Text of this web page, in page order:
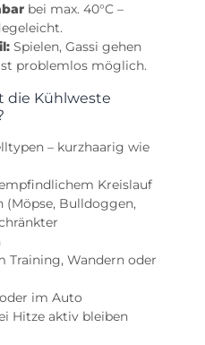
bei max. 40°C –
Spielen, Gassi gehen
problemlos möglich.
die Kühlweste
– kurzhaarig wie
Kreislauf
(Möpse, Bulldoggen,
Training, Wandern oder
im Auto
Hitze aktiv bleiben